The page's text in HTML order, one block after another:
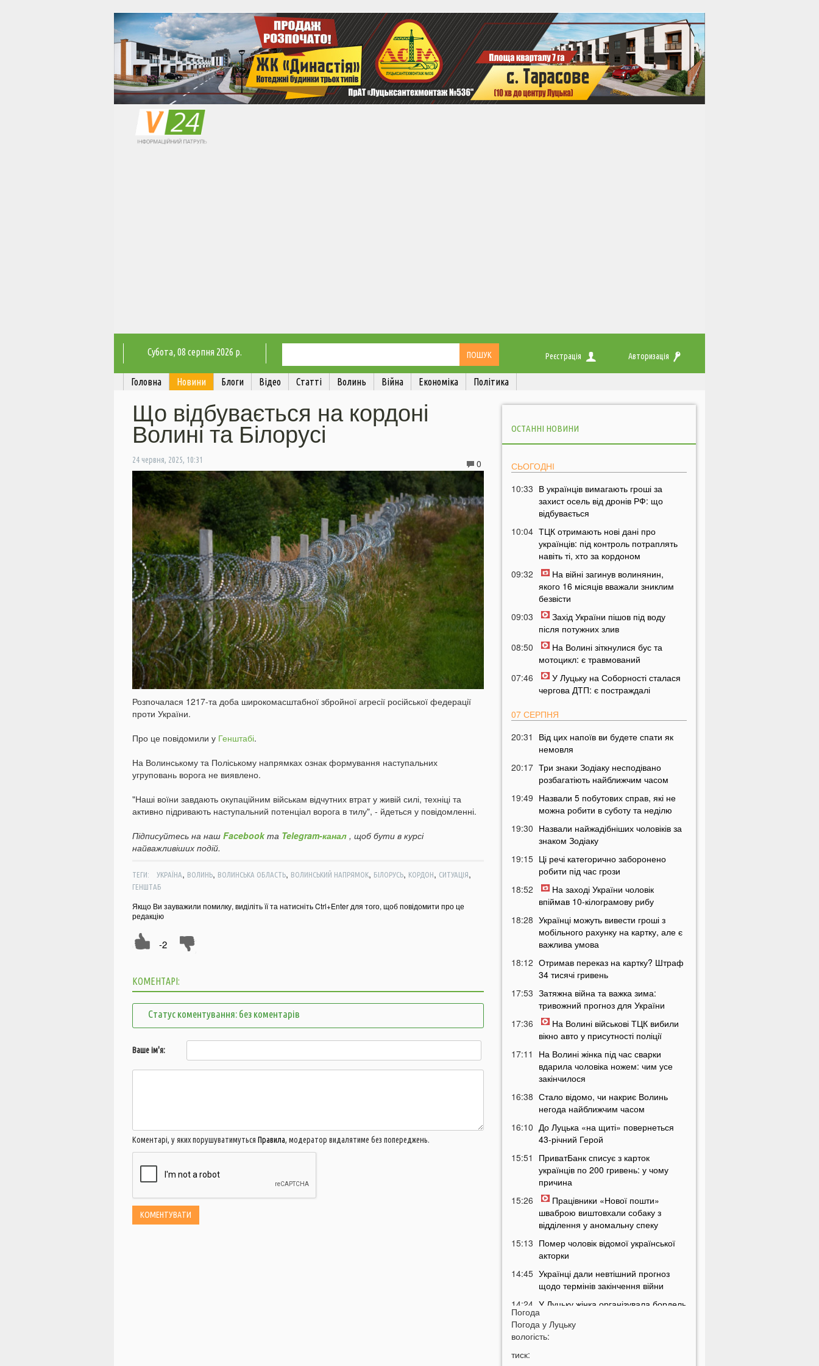
Субота, 08 серпня 2026 р. Реєстрація Авторизація
Головна Новини Блоги Відео Статті Волинь Війна Економіка Політика
Що відбувається на кордоні
Волині та Білорусі
24 червня, 2025, 10:31 0
Розпочалася 1217-та доба широкомасштабної збройної агресії російської федерації
проти України.
Про це повідомили у Генштабі.
На Волинському та Поліському напрямках ознак формування наступальних
угруповань ворога не виявлено.
"Наші воїни завдають окупаційним військам відчутних втрат у живій силі, техніці та
активно підривають наступальний потенціал ворога в тилу", - йдеться у повідомленні.
Підписуйтесь на наш Facebookта Telegram-канал , щоб бути в курсі
найважливіших подій.
ТЕГИ: УКРАЇНА, ВОЛИНЬ, ВОЛИНСЬКА ОБЛАСТЬ, ВОЛИНСЬКИЙ НАПРЯМОК, БІЛОРУСЬ, КОРДОН, СИТУАЦІЯ,
ГЕНШТАБ
Якщо Ви зауважили помилку, виділіть її та натисніть Ctrl+Enter для того, щоб повідомити про це
редакцію
-2
КОМЕНТАРІ:
Статус коментування: без коментарів
Ваше ім'я:
Коментарі, у яких порушуватимуться Правила, модератор видалятиме без попереджень.
ОСТАННІ НОВИНИ
СЬОГОДНІ
10:33 В українців вимагають гроші за
захист осель від дронів РФ: що
відбувається
10:04 ТЦК отримають нові дані про
українців: під контроль потраплять
навіть ті, хто за кордоном
09:32
На війні загинув волинянин,
якого 16 місяців вважали зниклим
безвісти
09:03
Захід України пішов під воду
після потужних злив
08:50
На Волині зіткнулися бус та
мотоцикл: є травмований
07:46
У Луцьку на Соборності сталася
чергова ДТП: є постраждалі
07 СЕРПНЯ
20:31
Від цих напоїв ви будете спати як
немовля
20:17 Три знаки Зодіаку несподівано
розбагатіють найближчим часом
19:49 Назвали 5 побутових справ, які не
можна робити в суботу та неділю
19:30 Назвали найжадібніших чоловіків за
знаком Зодіаку
19:15 Ці речі категорично заборонено
робити під час грози
18:52
На заході України чоловік
впіймав 10-кілограмову рибу
18:28 Українці можуть вивести гроші з
мобільного рахунку на картку, але є
важлива умова
18:12 Отримав переказ на картку? Штраф
34 тисячі гривень
17:53 Затяжна війна та важка зима:
тривожний прогноз для України
17:36
На Волині військові ТЦК вибили
вікно авто у присутності поліції
17:11
На Волині жінка під час сварки
вдарила чоловіка ножем: чим усе
закінчилося
16:38 Стало відомо, чи накриє Волинь
негода найближчим часом
16:10 До Луцька «на щиті» повернеться
43-річний Герой
15:51
ПриватБанк списує з карток
українців по 200 гривень: у чому
причина
15:26
Працівники «Нової пошти»
шваброю виштовхали собаку з
відділення у аномальну спеку
15:13 Помер чоловік відомої української
акторки
14:45 Українці дали невтішний прогноз
щодо термінів закінчення війни
14:24 У Луцьку жінка організувала бордель
в орендованій квартирі
14:09 Пенсіонери в Україні будуть
Погода
Погода у Луцьку
вологість:
тиск: